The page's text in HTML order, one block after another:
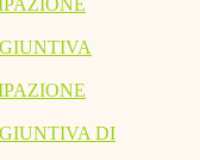
DI